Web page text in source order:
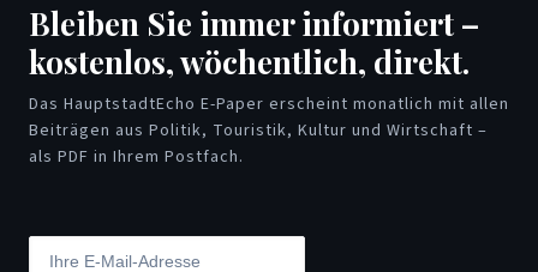
Bleiben Sie immer informiert –
kostenlos, wöchentlich, direkt.
Das HauptstadtEcho E-Paper erscheint monatlich mit allen
Beiträgen aus Politik, Touristik, Kultur und Wirtschaft –
als PDF in Ihrem Postfach.